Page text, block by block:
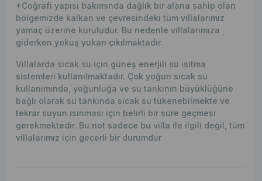
*Coğrafi yapısı bakımında dağlık bir alana sahip olan
bölgemizde kalkan ve çevresindeki tüm villalarımız
yamaç üzerine kuruludur. Bu nedenle villalarımıza
giderken yokuş yukarı çıkılmaktadır.
Villalarda sıcak su için güneş enerjili su ısıtma
sistemleri kullanılmaktadır. Çok yoğun sıcak su
kullanımında, yoğunluğa ve su tankının büyüklüğüne
bağlı olarak su tankında sıcak su tükenebilmekte ve
tekrar suyun ısınması için belirli bir süre geçmesi
gerekmektedir. Bu not sadece bu villa ile ilgili değil, tüm
villalarımız için geçerli bir durumdur